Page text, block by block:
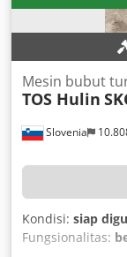
Slovenia
Mesin bubut
TOS Hulin
Kondisi: siap
Fungsionalitas: